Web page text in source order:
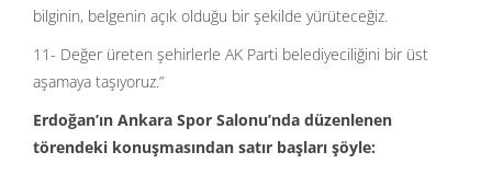
bilginin, belgenin açık olduğu bir şekilde yürüteceğiz.
11- Değer üreten şehirlerle AK Parti belediyeciliğini bir üst
aşamaya taşıyoruz.”
Erdoğan’ın Ankara Spor Salonu’nda düzenlenen
törendeki konuşmasından satır başları şöyle: